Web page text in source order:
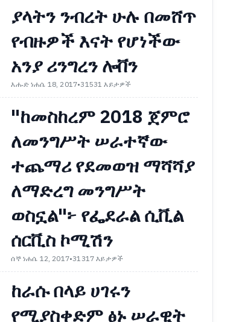
ያላትን ንብረት ሁሉ በመሸጥ
የብዙዎች እናት የሆነችው
አንያ ሪንግረን ሎቨን
እሑድ ነሐሴ 18, 2017•31531 እይታዎች
"ከመስከረም 2018 ጀምሮ
ለመንግሥት ሠራተኛው
ተጨማሪ የደመወዝ ማሻሻያ
ለማድረግ መንግሥት
ወስኗል"፦ የፌደራል ሲቪል
ሰርቪስ ኮሚሽን
ሰኞ ነሐሴ 12, 2017•31317 እይታዎች
ከራሱ በላይ ሀገሩን
የሚያስቀድም ፅኑ ሠራዊት